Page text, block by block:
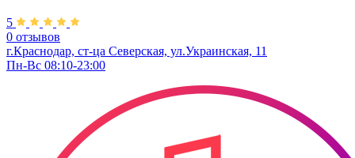
5
0 отзывов
г.Краснодар, ст-ца Северская, ул.Украинская, 11
Пн-Вс 08:10-23:00